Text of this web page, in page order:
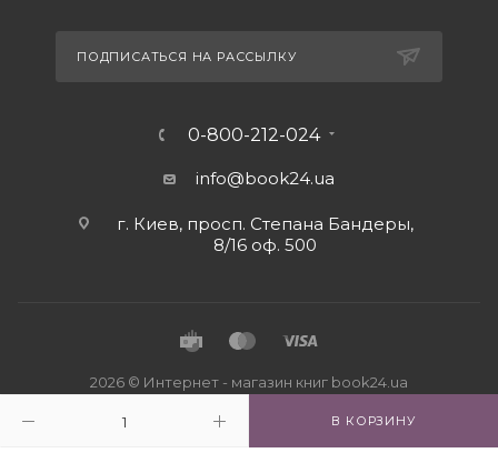
В КОРЗИНУ
ПОДПИСАТЬСЯ НА РАССЫЛКУ
0-800-212-024
info@book24.ua
г. Киев, просп. Степана Бандеры,
8/16 оф. 500
2026 © Интернет - магазин книг book24.ua